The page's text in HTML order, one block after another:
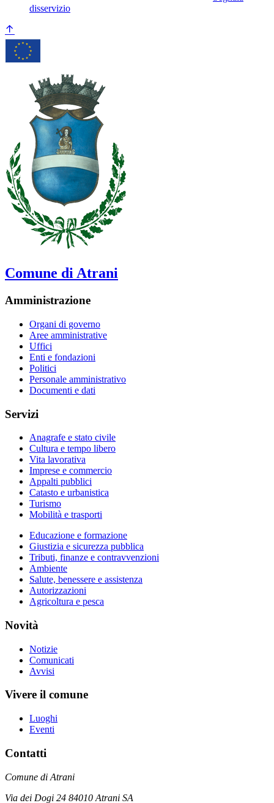
disservizio
Comune di Atrani
Amministrazione
Organi di governo
Aree amministrative
Uffici
Enti e fondazioni
Politici
Personale amministrativo
Documenti e dati
Servizi
Anagrafe e stato civile
Cultura e tempo libero
Vita lavorativa
Imprese e commercio
Appalti pubblici
Catasto e urbanistica
Turismo
Mobilità e trasporti
Educazione e formazione
Giustizia e sicurezza pubblica
Tributi, finanze e contravvenzioni
Ambiente
Salute, benessere e assistenza
Autorizzazioni
Agricoltura e pesca
Novità
Notizie
Comunicati
Avvisi
Vivere il comune
Luoghi
Eventi
Contatti
Comune di Atrani
Via dei Dogi 24 84010 Atrani SA